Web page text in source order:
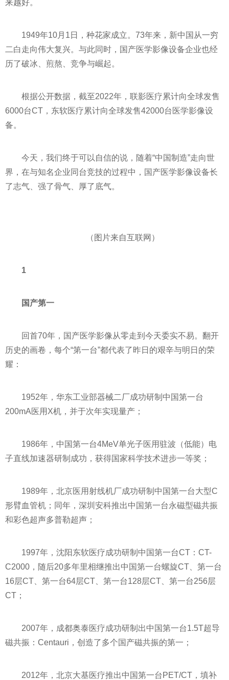
来越好。
1949年10月1日，种花家成立。73年来，新中国从一穷
二白走向伟大复兴。与此同时，国产医学影像设备企业也经
历了破冰、煎熬、竞争与崛起。
根据公开数据，截至2022年，联影医疗累计向全球发售
6000台CT，东软医疗累计向全球发售42000台医学影像设
备。
今天，我们终于可以自信的说，随着“中国制造”走向世
界，在与知名企业同台竞技的过程中，国产医学影像设备长
了志气、强了骨气、厚了底气。
（图片来自互联网）
1
国产第一
回首70年 ，国产医学影像从零走到今天委实不易。翻开
历史的画卷，每个“第一台”都代表了昨日的艰辛与明日的荣
耀：
1952年，华东工业部器械二厂成功研制中国第一台
200mA医用X机，并于次年实现量产；
1986年，中国第一台4MeV单光子医用驻波（低能）电
子直线加速器研制成功，获得国家科学技术进步一等奖；
1989年，北京医用射线机厂成功研制中国第一台大型C
形臂血管机；同年，深圳安科推出中国第一台永磁型磁共振
和彩色超声多普勒超声；
1997年，沈阳东软医疗成功研制中国第一台CT：CT-
C2000，随后20多年里相继推出中国第一台螺旋CT、第一台
16层CT、第一台64层CT、第一台128层CT、第一台256层
CT；
2007年，成都奥泰医疗成功研制出中国第一台1.5T超导
磁共振：Centauri，创造了多个国产磁共振的第一；
2012年，北京大基医疗推出中国第一台PET/CT，填补